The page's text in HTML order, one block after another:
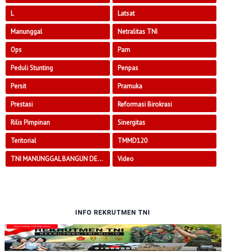
L Latsat
Manunggal Netralitas TNI
Ops Pam
Peduli Stunting Penpas
Persit Pramuka
Prestasi Reformasi Birokrasi
Rilis Pimpinan Sinergitas
Teritorial TMMD120
TNI MANUNGGAL BANGUN DESA Video
INFO REKRUTMEN TNI